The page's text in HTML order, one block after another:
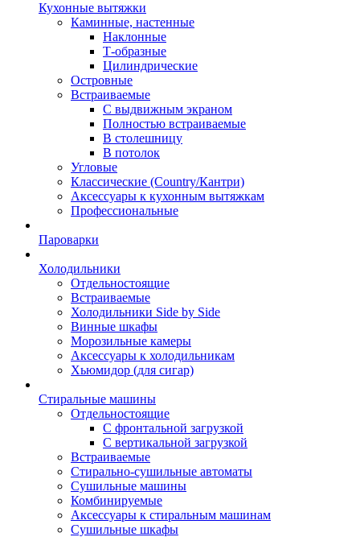
Кухонные вытяжки
Каминные, настенные
Наклонные
Т-образные
Цилиндрические
Островные
Встраиваемые
С выдвижным экраном
Полностью встраиваемые
В столешницу
В потолок
Угловые
Классические (Country/Кантри)
Аксессуары к кухонным вытяжкам
Профессиональные
Пароварки
Холодильники
Отдельностоящие
Встраиваемые
Холодильники Side by Side
Винные шкафы
Морозильные камеры
Аксессуары к холодильникам
Хьюмидор (для сигар)
Стиральные машины
Отдельностоящие
С фронтальной загрузкой
С вертикальной загрузкой
Встраиваемые
Стирально-сушильные автоматы
Сушильные машины
Комбинируемые
Аксессуары к стиральным машинам
Сушильные шкафы